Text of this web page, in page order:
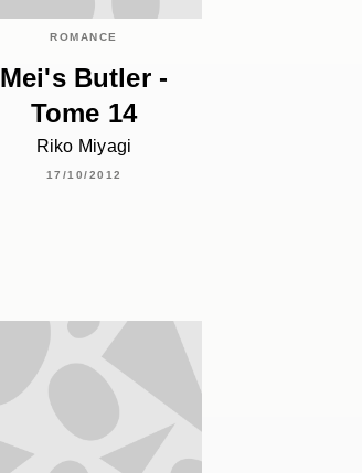
ROMANCE
Mei's Butler -
Tome 14
Riko Miyagi
17/10/2012